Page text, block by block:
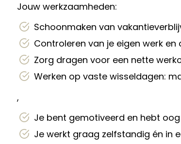
Jouw werkzaamheden:
Schoonmaken van
Controleren van je eigen werk en
Zorg dragen voor een nette
Werken op vaste wisseldagen:
,
Je bent gemotiveerd en hebt
Je werkt graag zelfstandig én in